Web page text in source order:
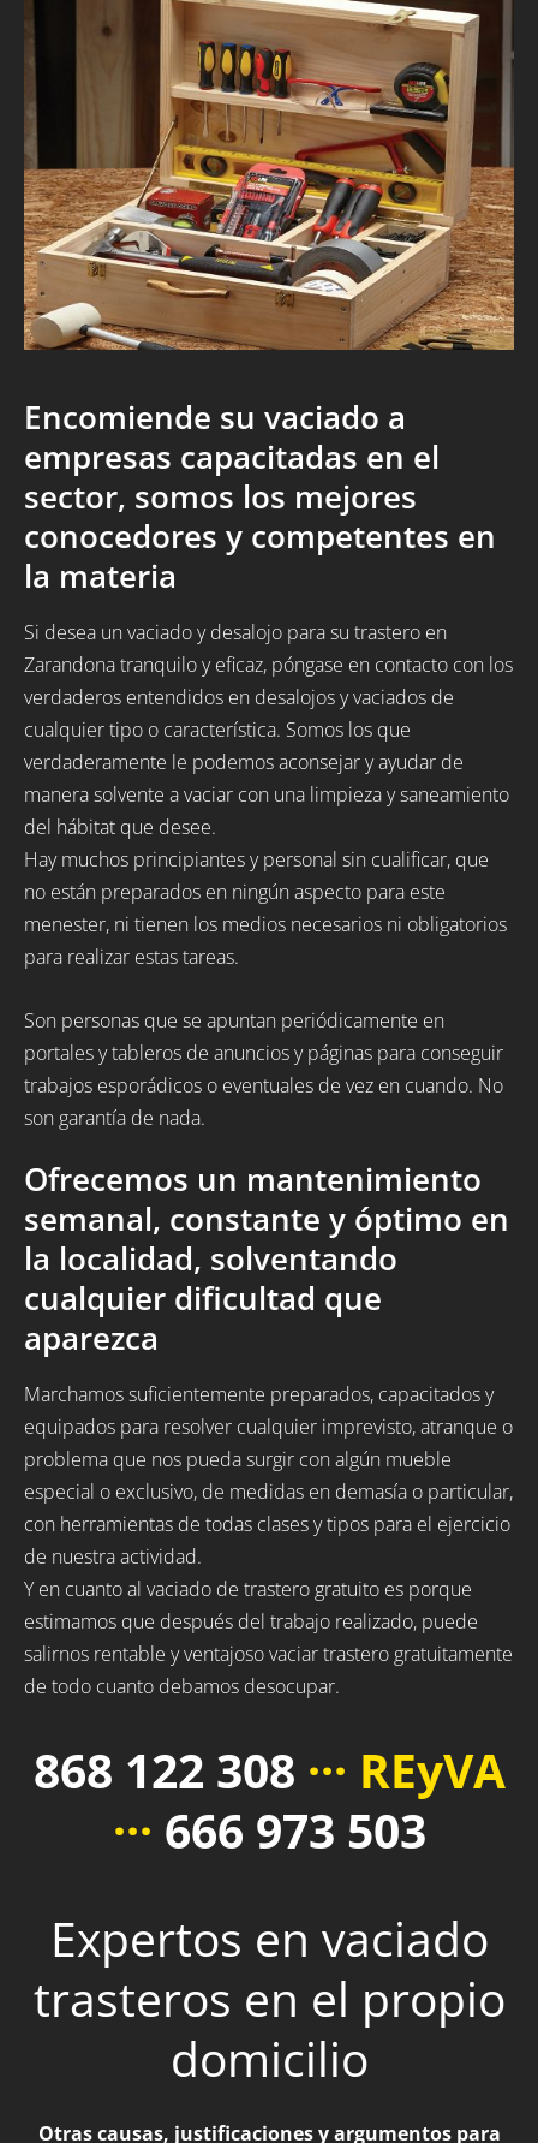
Encomiende su vaciado a
empresas capacitadas en el
sector, somos los mejores
conocedores y competentes en
la materia
Si desea un vaciado y desalojo para su trastero en
Zarandona tranquilo y eficaz, póngase en contacto con los
verdaderos entendidos en desalojos y vaciados de
cualquier tipo o característica. Somos los que
verdaderamente le podemos aconsejar y ayudar de
manera solvente a vaciar con una limpieza y saneamiento
del hábitat que desee.
Hay muchos principiantes y personal sin cualificar, que
no están preparados en ningún aspecto para este
menester, ni tienen los medios necesarios ni obligatorios
para realizar estas tareas.
Son personas que se apuntan periódicamente en
portales y tableros de anuncios y páginas para conseguir
trabajos esporádicos o eventuales de vez en cuando. No
son garantía de nada.
Ofrecemos un mantenimiento
semanal, constante y óptimo en
la localidad, solventando
cualquier dificultad que
aparezca
Marchamos suficientemente preparados, capacitados y
equipados para resolver cualquier imprevisto, atranque o
problema que nos pueda surgir con algún mueble
especial o exclusivo, de medidas en demasía o particular,
con herramientas de todas clases y tipos para el ejercicio
de nuestra actividad.
Y en cuanto al vaciado de trastero gratuito es porque
estimamos que después del trabajo realizado, puede
salirnos rentable y ventajoso vaciar trastero gratuitamente
de todo cuanto debamos desocupar.
868 122 308 ··· REyVA
··· 666 973 503
Expertos en vaciado
trasteros en el propio
domicilio
Otras causas, justificaciones y argumentos para